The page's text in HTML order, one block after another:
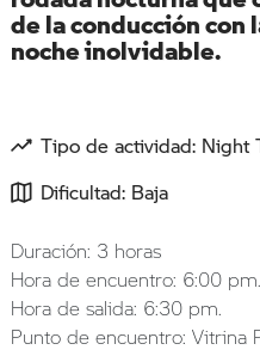
de la conducción con
noche inolvidable.
Tipo de actividad: Night
Dificultad: Baja
Duración: 3 horas
Hora de encuentro: 6:00 pm.
Hora de salida: 6:30 pm.
Punto de encuentro: Vitrina